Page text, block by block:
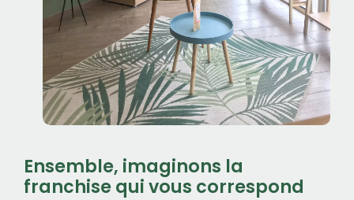
Ensemble, imaginons la
franchise qui vous correspond